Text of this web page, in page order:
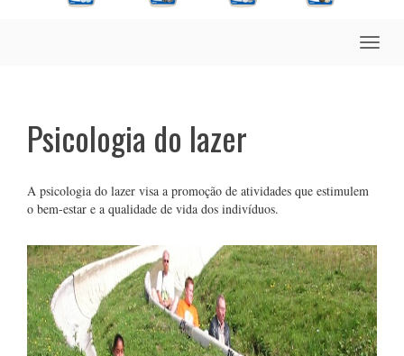
Toggle
Psicologia do lazer
A psicologia do lazer visa a promoção de atividades que estimulem
o bem-estar e a qualidade de vida dos indivíduos.